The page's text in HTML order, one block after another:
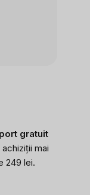
gratuit
achiziții mai
249 lei.